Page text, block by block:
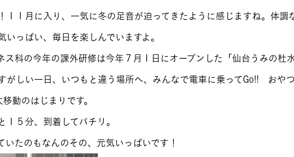
サイトマップ
１１月に入り、一気に冬の足音が迫ってきたように感じますね。体調
いっぱい、毎日を楽しんでいますよ。
ス科の今年の課外研修は今年７月１日にオープンした「仙台うみの杜
がしい一日、いつもと違う場所へ、みんなで電車に乗ってGo!! おや
動のはじまりです。
１５分、到着してパチリ。
いたのもなんのその、元気いっぱいです！